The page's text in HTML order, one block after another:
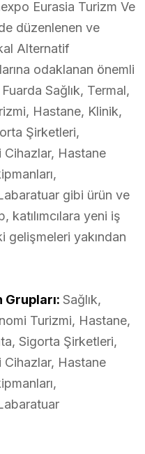
Eurasia Turizm Ve
düzenlenen ve
Alternatif
odaklanan önemli
Sağlık, Termal,
Hastane, Klinik,
Şirketleri,
Cihazlar, Hastane
gibi ürün ve
yeni iş
gelişmeleri yakından
Sağlık,
Turizmi, Hastane,
Sigorta Şirketleri,
Cihazlar, Hastane